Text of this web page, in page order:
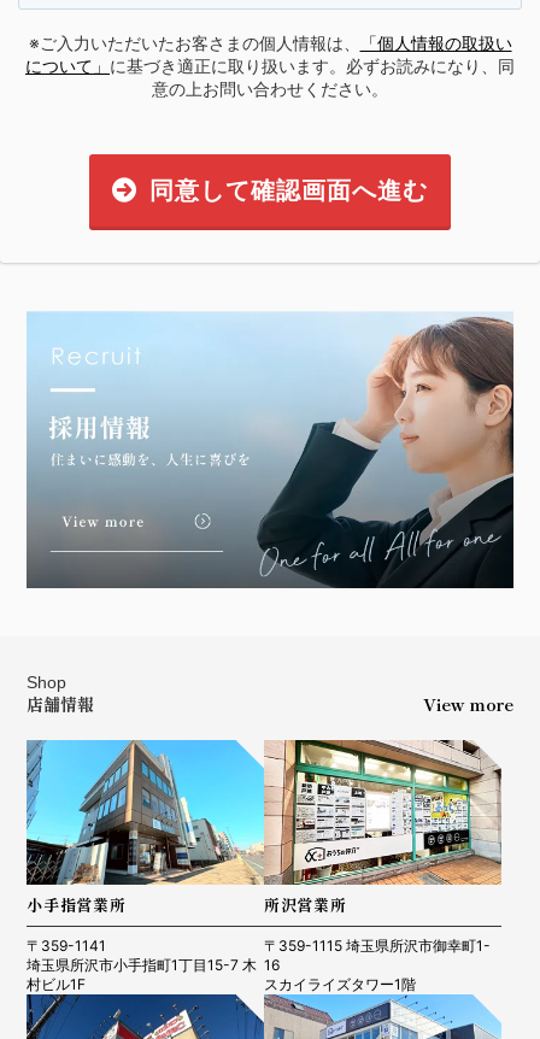
※ご入力いただいたお客さまの個人情報は、
「個人情報の取扱い
について」 に基づき適正に取り扱います。必ずお読みになり、同
意の上お問い合わせください。
同意して確認画面へ進む
Shop
店舗情報 View more
小手指営業所
〒359-1141
埼玉県所沢市小手指町1丁目15-7 木
村ビル1F
所沢営業所
〒359-1115 埼玉県所沢市御幸町1-
16
スカイライズタワー1階